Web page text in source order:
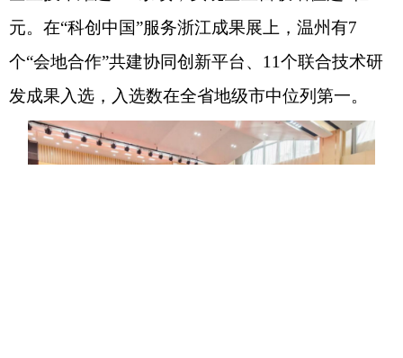
元。在“科创中国”服务浙江成果展上，温州有7
个“会地合作”共建协同创新平台、11个联合技术研
发成果入选，入选数在全省地级市中位列第一。